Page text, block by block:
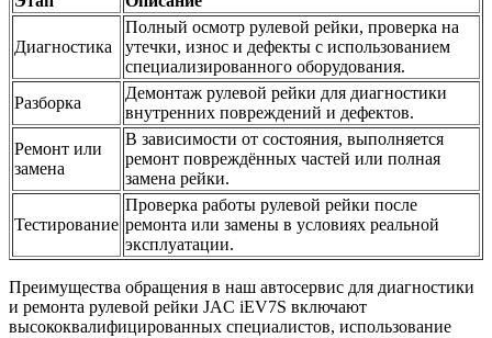
Диагностика
Полный осмотр рулевой рейки, проверка на
утечки, износ и дефекты с использованием
специализированного оборудования.
Разборка
Демонтаж рулевой рейки для диагностики
внутренних повреждений и дефектов.
Ремонт или
замена
В зависимости от состояния, выполняется
ремонт повреждённых частей или полная
замена рейки.
Тестирование
Проверка работы рулевой рейки после
ремонта или замены в условиях реальной
эксплуатации.
Преимущества обращения в наш автосервис для диагностики
и ремонта рулевой рейки JAC iEV7S включают
высококвалифицированных специалистов, использование